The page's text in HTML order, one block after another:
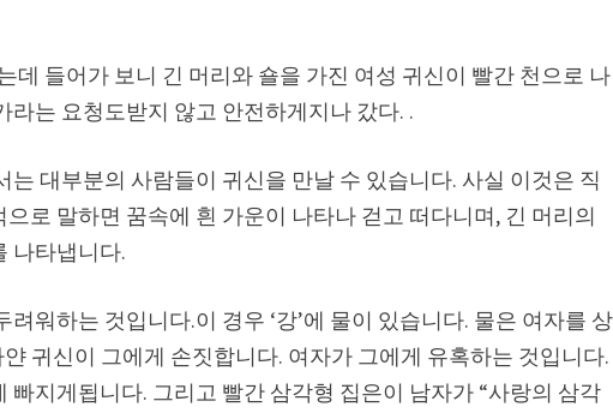
데 들어가 보니 긴 머리와 숄을 가진 여성 귀신이 빨간 천으로 나
는 요청도받지 않고 안전하게지나 갔다. .
대부분의 사람들이 귀신을 만날 수 있습니다. 사실 이것은 직
로 말하면 꿈속에 흰 가운이 나타나 걷고 떠다니며, 긴 머리의
나타냅니다.
워하는 것입니다.이 경우 ‘강’에 물이 있습니다. 물은 여자를 상
귀신이 그에게 손짓합니다. 여자가 그에게 유혹하는 것입니다.
빠지게됩니다. 그리고 빨간 삼각형 집은이 남자가 “사랑의 삼각